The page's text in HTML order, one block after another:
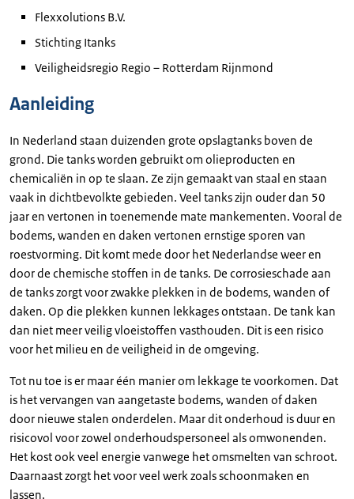
Flexxolutions B.V.
Stichting Itanks
Veiligheidsregio Regio – Rotterdam Rijnmond
Aanleiding
In Nederland staan duizenden grote opslagtanks boven de
grond. Die tanks worden gebruikt om olieproducten en
chemicaliën in op te slaan. Ze zijn gemaakt van staal en staan
vaak in dichtbevolkte gebieden. Veel tanks zijn ouder dan 50
jaar en vertonen in toenemende mate mankementen. Vooral de
bodems, wanden en daken vertonen ernstige sporen van
roestvorming. Dit komt mede door het Nederlandse weer en
door de chemische stoffen in de tanks. De corrosieschade aan
de tanks zorgt voor zwakke plekken in de bodems, wanden of
daken. Op die plekken kunnen lekkages ontstaan. De tank kan
dan niet meer veilig vloeistoffen vasthouden. Dit is een risico
voor het milieu en de veiligheid in de omgeving.
Tot nu toe is er maar één manier om lekkage te voorkomen. Dat
is het vervangen van aangetaste bodems, wanden of daken
door nieuwe stalen onderdelen. Maar dit onderhoud is duur en
risicovol voor zowel onderhoudspersoneel als omwonenden.
Het kost ook veel energie vanwege het omsmelten van schroot.
Daarnaast zorgt het voor veel werk zoals schoonmaken en
lassen.